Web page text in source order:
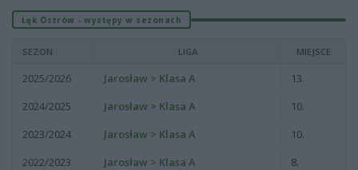
Łęk Ostrów - występy w sezonach
SEZON LIGA MIEJSCE
2025/2026 Jarosław > Klasa A
13.
2024/2025
Jarosław > Klasa A
10.
2023/2024
Jarosław > Klasa A
10.
2022/2023
Jarosław > Klasa A
8.